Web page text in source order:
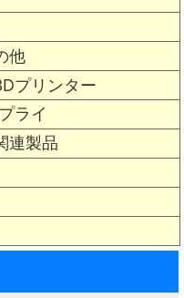
他
プリンター
ライ
連製品